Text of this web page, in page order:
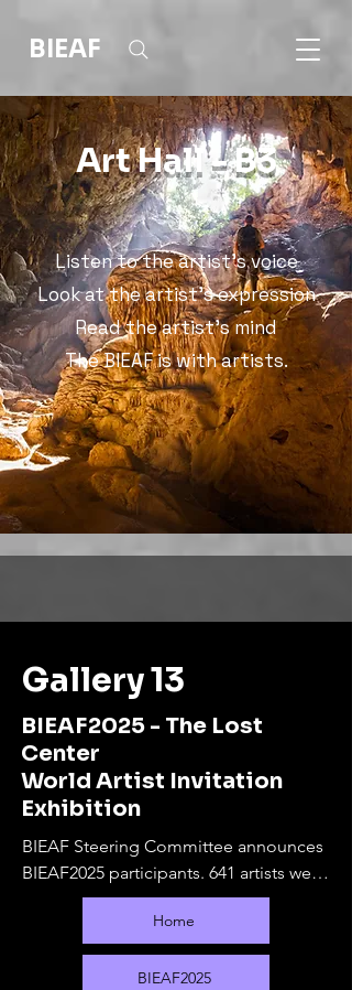
BIEAF
Art Hall - B3
Listen to the artist's voice
Look at the artist's expression
Read the artist's mind
The BIEAF is with artists.
Gallery 13
BIEAF2025 - The Lost
Center
World Artist Invitation
Exhibition
BIEAF Steering Committee announces
BIEAF2025 participants. 641 artists were
selected from 80 countries.
The online exhibition will run from
September 10, 2025 to February 28,
2026. During this period, offline
Home
BIEAF2025